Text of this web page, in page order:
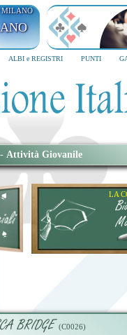
MILANO
ALBI e REGISTRI PUNTI
- Attività Giovanile
LA
BRIDGE (C0026)